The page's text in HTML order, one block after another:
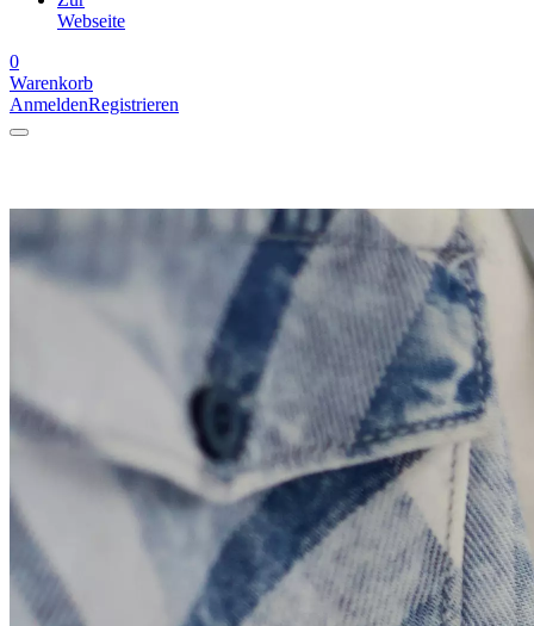
Webseite
0
Warenkorb
AnmeldenRegistrieren